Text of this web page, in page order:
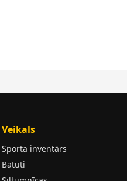
Veikals
Sporta inventārs
Batuti